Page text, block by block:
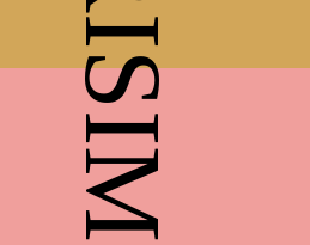
TIENDA
BLOG
CONTACTO